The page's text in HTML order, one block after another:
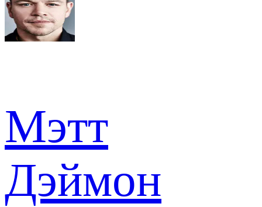
Мэтт
Дэймон